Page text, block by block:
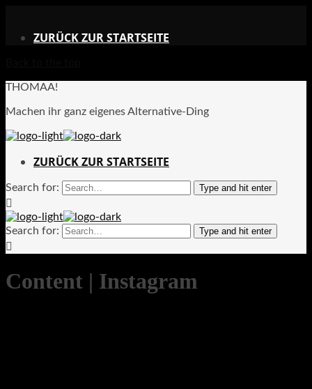
ZURÜCK ZUR STARTSEITE
THOMAA!
Machen ihr ganz eigenes Alternative-Ding
ZURÜCK ZUR STARTSEITE
Search for: Type and hit enter
Search for: Type and hit enter
Content | Instagram